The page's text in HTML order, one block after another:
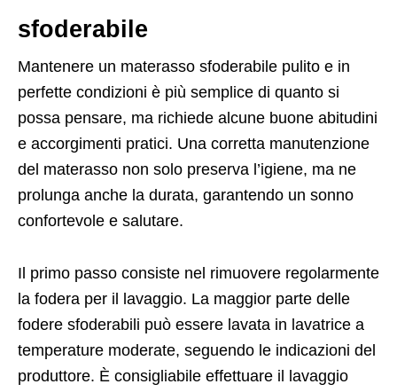
sfoderabile
Mantenere un materasso sfoderabile pulito e in
perfette condizioni è più semplice di quanto si
possa pensare, ma richiede alcune buone abitudini
e accorgimenti pratici. Una corretta manutenzione
del materasso non solo preserva l’igiene, ma ne
prolunga anche la durata, garantendo un sonno
confortevole e salutare.
Il primo passo consiste nel rimuovere regolarmente
la fodera per il lavaggio. La maggior parte delle
fodere sfoderabili può essere lavata in lavatrice a
temperature moderate, seguendo le indicazioni del
produttore. È consigliabile effettuare il lavaggio